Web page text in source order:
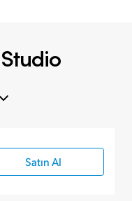
Satın Al